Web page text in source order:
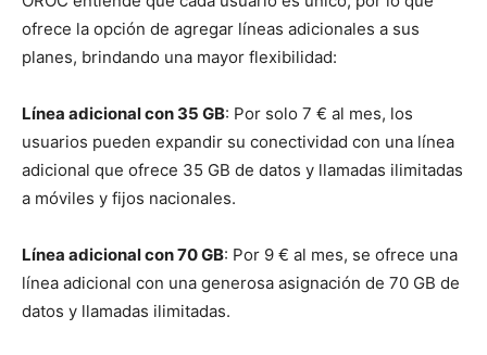
ofrece la opción de agregar líneas adicionales a sus
planes, brindando una mayor flexibilidad:
Línea adicional con 35 GB: Por solo 7 € al mes, los
usuarios pueden expandir su conectividad con una línea
adicional que ofrece 35 GB de datos y llamadas ilimitadas
a móviles y fijos nacionales.
Línea adicional con 70 GB: Por 9 € al mes, se ofrece una
línea adicional con una generosa asignación de 70 GB de
datos y llamadas ilimitadas.